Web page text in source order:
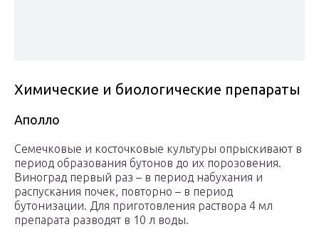
Химические и биологические препараты
Аполло
Семечковые и косточковые культуры опрыскивают в
период образования бутонов до их порозовения.
Виноград первый раз – в период набухания и
распускания почек, повторно – в период
бутонизации. Для приготовления раствора 4 мл
препарата разводят в 10 л воды.